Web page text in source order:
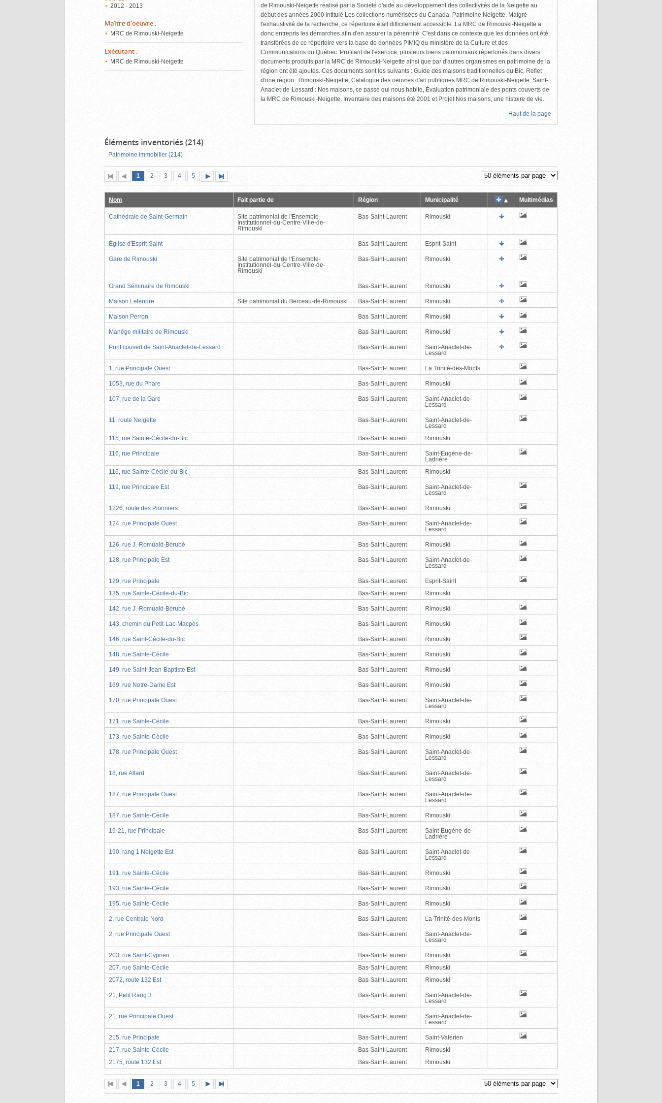
2012 - 2013
Maître d'oeuvre :
MRC de Rimouski-Neigette
Exécutant :
MRC de Rimouski-Neigette
de Rimouski-Neigette réalisé par la Société d'aide au développement des collectivités de la Neigette au
début des années 2000 intitulé Les collections numérisées du Canada, Patrimoine Neigette. Malgré
l'exhaustivité de la recherche, ce répertoire était difficilement accessible. La MRC de Rimouski-Neigette a
donc entrepris les démarches afin d'en assurer la pérennité. C'est dans ce contexte que les données ont été
transférées de ce répertoire vers la base de données PIMIQ du ministère de la Culture et des
Communications du Québec. Profitant de l'exercice, plusieurs biens patrimoniaux répertoriés dans divers
documents produits par la MRC de Rimouski-Neigette ainsi que par d'autres organismes en patrimoine de la
région ont été ajoutés. Ces documents sont les suivants : Guide des maisons traditionnelles du Bic, Reflet
d'une région : Rimouski-Neigette, Catalogue des oeuvres d'art publiques MRC de Rimouski-Neigette, Saint-
Anaclet-de-Lessard : Nos maisons, ce passé qui nous habite, Évaluation patrimoniale des ponts couverts de
la MRC de Rimouski-Neigette, Inventaire des maisons été 2001 et Projet Nos maisons, une histoire de vie.
Haut de la page
Éléments inventoriés (214)
Patrimoine immobilier (214)
Première
page
Page
précédente
Page
1 (page
actuelle)
Page
2 Page
3 Page
4 Page
5
suivante
page
Nom Fait partie de Région Municipalité Multimédias
Cathédrale de Saint-Germain
Site patrimonial de l'Ensemble-
Institutionnel-du-Centre-Ville-de-
Rimouski
Bas-Saint-Laurent Rimouski
Église d'Esprit-Saint Bas-Saint-Laurent Esprit-Saint
Gare de Rimouski
Site patrimonial de l'Ensemble-
Institutionnel-du-Centre-Ville-de-
Rimouski
Bas-Saint-Laurent Rimouski
Grand Séminaire de Rimouski Bas-Saint-Laurent Rimouski
Maison Letendre Site patrimonial du Berceau-de-Rimouski Bas-Saint-Laurent Rimouski
Maison Perron Bas-Saint-Laurent Rimouski
Manège militaire de Rimouski Bas-Saint-Laurent Rimouski
Pont couvert de Saint-Anaclet-de-Lessard Bas-Saint-Laurent
Saint-Anaclet-de-
Lessard
1, rue Principale Ouest Bas-Saint-Laurent La Trinité-des-Monts
1053, rue du Phare Bas-Saint-Laurent Rimouski
107, rue de la Gare Bas-Saint-Laurent
Saint-Anaclet-de-
Lessard
11, route Neigette Bas-Saint-Laurent
Saint-Anaclet-de-
Lessard
115, rue Sainte-Cécile-du-Bic
Bas-Saint-Laurent Rimouski
116, rue Principale Bas-Saint-Laurent
Saint-Eugène-de-
Ladrière
116, rue Sainte-Cécile-du-Bic
Bas-Saint-Laurent Rimouski
119, rue Principale Est Bas-Saint-Laurent
Saint-Anaclet-de-
Lessard
1226, route des Pionniers Bas-Saint-Laurent Rimouski
124, rue Principale Ouest Bas-Saint-Laurent
Saint-Anaclet-de-
Lessard
126, rue J.-Romuald-Bérubé Bas-Saint-Laurent Rimouski
128, rue Principale Est Bas-Saint-Laurent
Saint-Anaclet-de-
Lessard
129, rue Principale Bas-Saint-Laurent
Esprit-Saint
135, rue Sainte-Cécile-du-Bic
Bas-Saint-Laurent Rimouski
142, rue J.-Romuald-Bérubé Bas-Saint-Laurent Rimouski
143, chemin du Petit-Lac-Macpès Bas-Saint-Laurent Rimouski
146, rue Saint-Cécile-du-Bic Bas-Saint-Laurent Rimouski
148, rue Sainte-Cécile Bas-Saint-Laurent Rimouski
149, rue Saint-Jean-Baptiste Est Bas-Saint-Laurent Rimouski
169, rue Notre-Dame Est Bas-Saint-Laurent Rimouski
170, rue Principale Ouest Bas-Saint-Laurent
Saint-Anaclet-de-
Lessard
171, rue Sainte-Cécile Bas-Saint-Laurent Rimouski
173, rue Sainte-Cécile Bas-Saint-Laurent Rimouski
178, rue Principale Ouest Bas-Saint-Laurent
Saint-Anaclet-de-
Lessard
18, rue Allard Bas-Saint-Laurent
Saint-Anaclet-de-
Lessard
187, rue Principale Ouest Bas-Saint-Laurent
Saint-Anaclet-de-
Lessard
187, rue Sainte-Cécile Bas-Saint-Laurent Rimouski
19-21, rue Principale Bas-Saint-Laurent
Saint-Eugène-de-
Ladrière
190, rang 1 Neigette Est Bas-Saint-Laurent
Saint-Anaclet-de-
Lessard
191, rue Sainte-Cécile Bas-Saint-Laurent Rimouski
193, rue Sainte-Cécile Bas-Saint-Laurent Rimouski
195, rue Sainte-Cécile Bas-Saint-Laurent Rimouski
2, rue Centrale Nord Bas-Saint-Laurent La Trinité-des-Monts
2, rue Principale Ouest Bas-Saint-Laurent
Saint-Anaclet-de-
Lessard
203, rue Saint-Cyprien Bas-Saint-Laurent
Rimouski
207, rue Sainte-Cécile
Bas-Saint-Laurent
Rimouski
2072, route 132 Est
Bas-Saint-Laurent Rimouski
21, Petit Rang 3 Bas-Saint-Laurent
Saint-Anaclet-de-
Lessard
21, rue Principale Ouest Bas-Saint-Laurent
Saint-Anaclet-de-
Lessard
215, rue Principale Bas-Saint-Laurent
Saint-Valérien
217, rue Sainte-Cécile
Bas-Saint-Laurent
Rimouski
2175, route 132 Est
Bas-Saint-Laurent Rimouski
Première
page
Page
précédente
Page
1 (page
actuelle)
Page
2 Page
3 Page
4 Page
5
suivante
page